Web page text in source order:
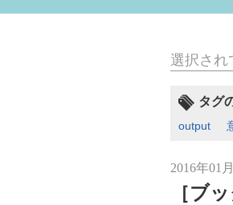
選択され
タグ
output
2016年01
［ブ